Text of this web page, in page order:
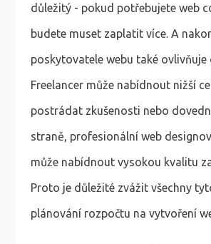
důležitý - pokud potřebujete web
budete muset zaplatit více. A
poskytovatele webu také ovlivňuje
Freelancer může nabídnout nižší
postrádat zkušenosti nebo
straně, profesionální web
může nabídnout vysokou kvalitu za
Proto je důležité zvážit všechny
plánování rozpočtu na vytvoření